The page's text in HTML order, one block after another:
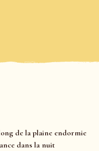
de la plaine endormie
dans la nuit